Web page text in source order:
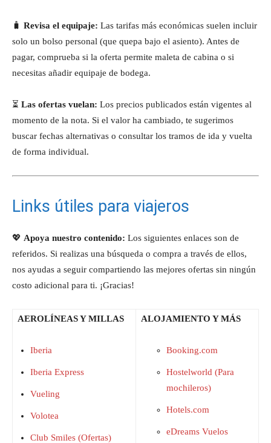
🧳 Revisa el equipaje: Las tarifas más económicas suelen incluir
solo un bolso personal (que quepa bajo el asiento). Antes de
pagar, comprueba si la oferta permite maleta de cabina o si
necesitas añadir equipaje de bodega.
⏳ Las ofertas vuelan: Los precios publicados están vigentes al
momento de la nota. Si el valor ha cambiado, te sugerimos
buscar fechas alternativas o consultar los tramos de ida y vuelta
de forma individual.
Links útiles para viajeros
💖 Apoya nuestro contenido: Los siguientes enlaces son de
referidos. Si realizas una búsqueda o compra a través de ellos,
nos ayudas a seguir compartiendo las mejores ofertas sin ningún
costo adicional para ti. ¡Gracias!
AEROLÍNEAS Y MILLAS
Iberia
Iberia Express
Vueling
Volotea
Club Smiles (Ofertas)
ALOJAMIENTO Y MÁS
Booking.com
Hostelworld (Para
mochileros)
Hotels.com
eDreams Vuelos